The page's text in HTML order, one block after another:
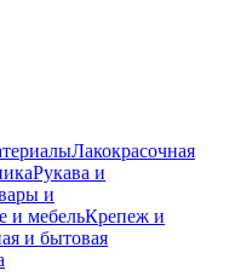
Лакокрасочная
Рукава и
и
и мебельКрепеж и
и бытовая